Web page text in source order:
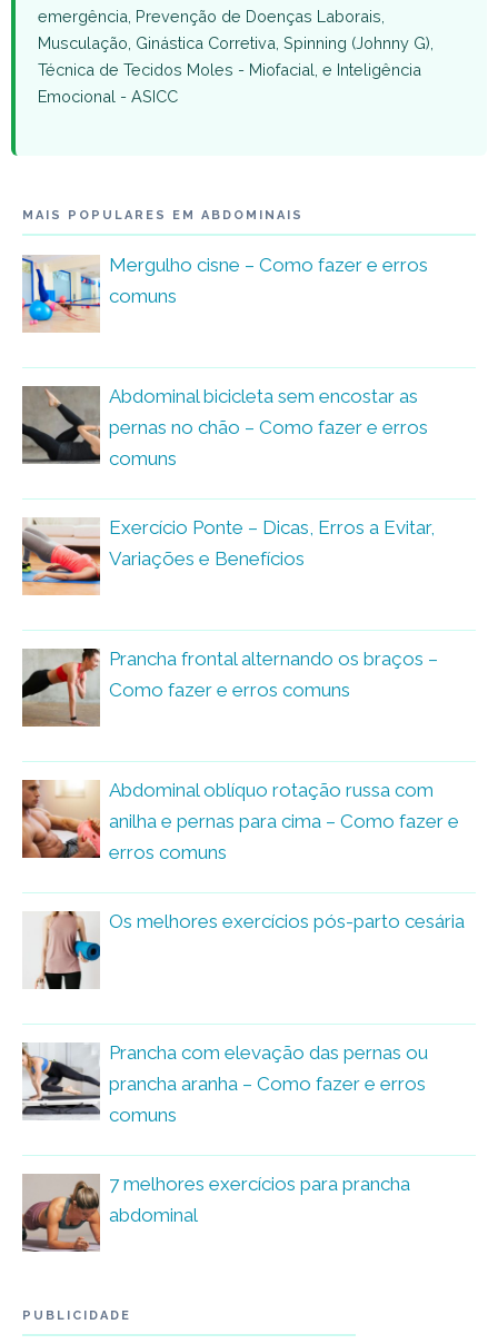
emergência, Prevenção de Doenças Laborais,
Musculação, Ginástica Corretiva, Spinning (Johnny G),
Técnica de Tecidos Moles - Miofacial, e Inteligência
Emocional - ASICC
MAIS POPULARES EM ABDOMINAIS
Mergulho cisne – Como fazer e erros
comuns
Abdominal bicicleta sem encostar as
pernas no chão – Como fazer e erros
comuns
Exercício Ponte – Dicas, Erros a Evitar,
Variações e Benefícios
Prancha frontal alternando os braços –
Como fazer e erros comuns
Abdominal oblíquo rotação russa com
anilha e pernas para cima – Como fazer e
erros comuns
Os melhores exercícios pós-parto cesária
Prancha com elevação das pernas ou
prancha aranha – Como fazer e erros
comuns
7 melhores exercícios para prancha
abdominal
PUBLICIDADE